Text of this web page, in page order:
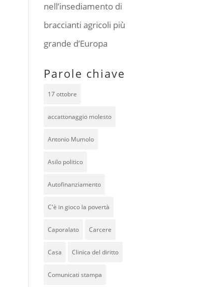
nell’insediamento di
braccianti agricoli più
grande d’Europa
Parole chiave
17 ottobre
accattonaggio molesto
Antonio Mumolo
Asilo politico
Autofinanziamento
C'è in gioco la povertà
Caporalato Carcere
Casa Clinica del diritto
Comunicati stampa